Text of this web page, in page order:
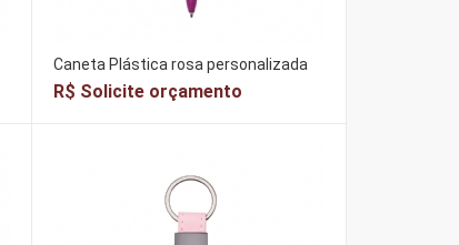
Caneta Plástica rosa personalizada
R$ Solicite orçamento